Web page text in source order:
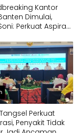
Kantor
Dimulai,
Perkuat Aspirasi
Perkuat
Penyakit Tidak